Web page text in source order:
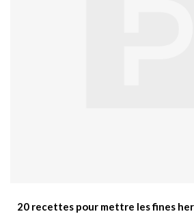
20 recettes pour mettre les fines